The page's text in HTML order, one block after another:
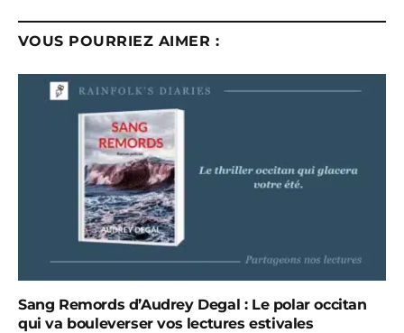
VOUS POURRIEZ AIMER :
Sang Remords d’Audrey Degal : Le polar occitan
qui va bouleverser vos lectures estivales